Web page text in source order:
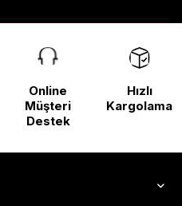
Online
Müşteri
Destek
Hızlı
Kargolama